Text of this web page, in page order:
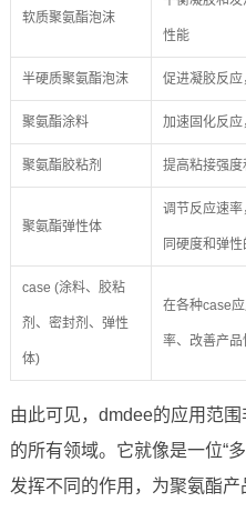
软质聚氨酯泡沫
性能
半硬质聚氨酯泡沫 促进凝胶反
聚氨酯涂料 加速固化反
聚氨酯胶粘剂 提高粘接强
聚氨酯弹性体
调节反应速
同硬度和弹性
case (涂料、胶粘
剂、密封剂、弹性
体)
在各种case
率、改善产品
由此可见，dmdee的应用范
的所有领域。它就像是一位“
发挥不同的作用，为聚氨酯产